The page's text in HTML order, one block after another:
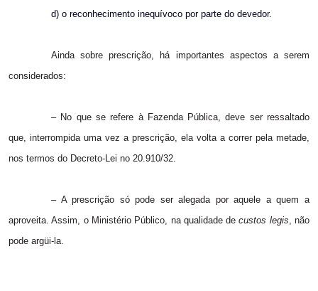
d) o reconhecimento inequívoco por parte do devedor.
Ainda sobre prescrição, há importantes aspectos a serem
considerados:
– No que se refere à Fazenda Pública, deve ser ressaltado
que, interrompida uma vez a prescrição, ela volta a correr pela metade,
nos termos do Decreto-Lei no 20.910/32.
– A prescrição só pode ser alegada por aquele a quem a
aproveita. Assim, o Ministério Público, na qualidade decustos legis, não
pode argüi-la.